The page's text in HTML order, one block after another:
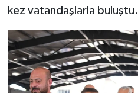
kez vatandaşlarla buluştu.